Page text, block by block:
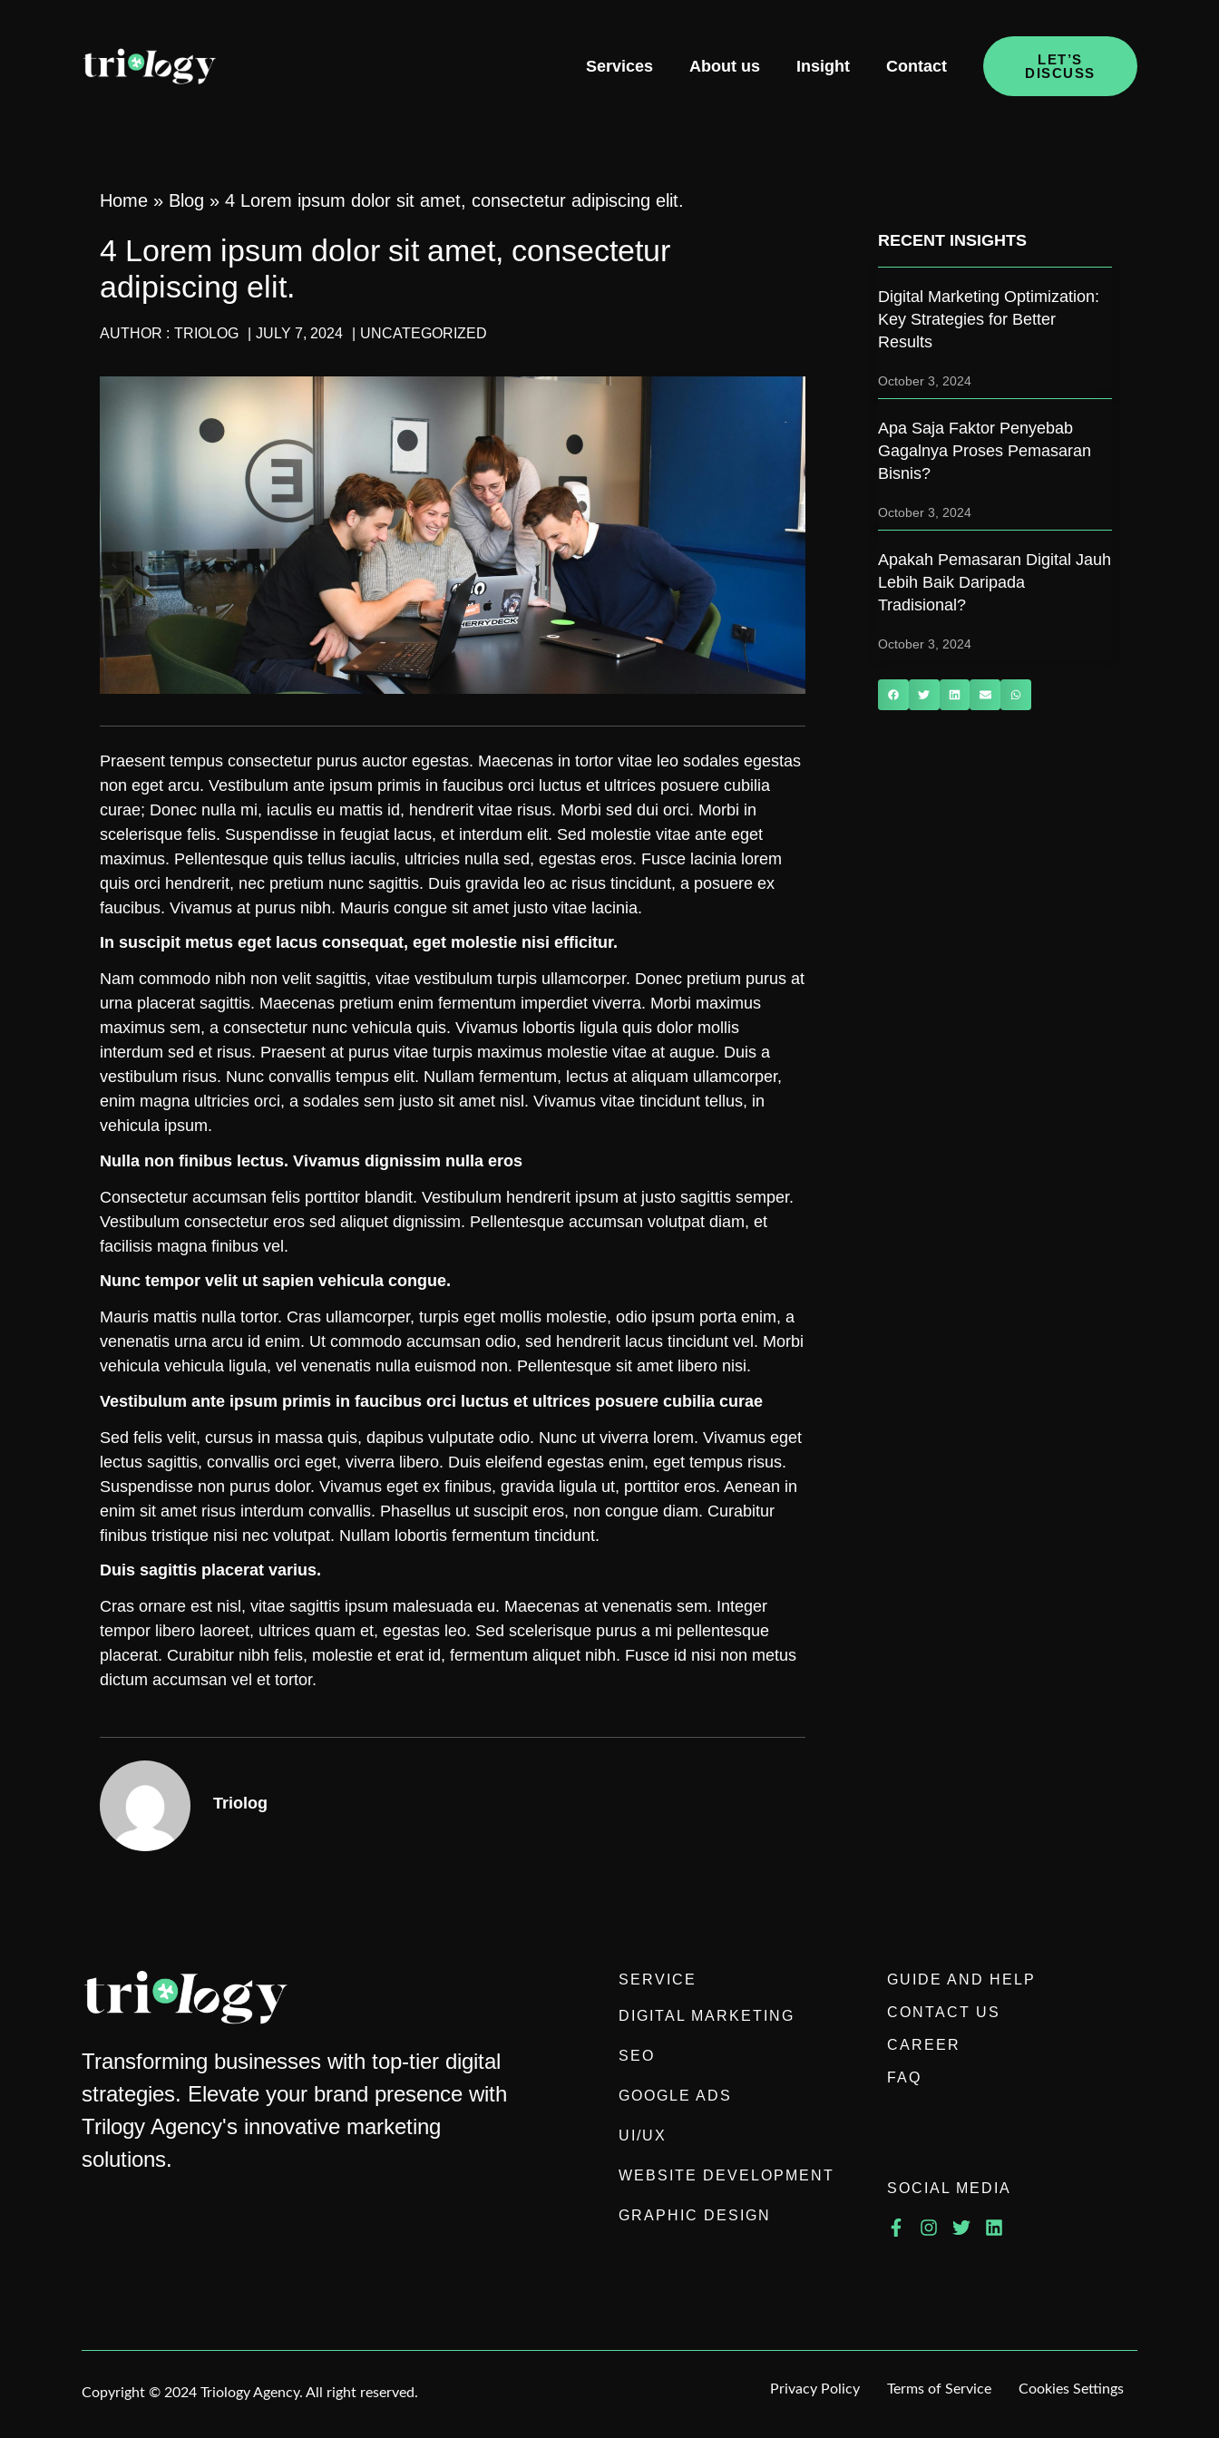
Services About us Insight Contact
LET’S
DISCUSS
Home » Blog » 4 Lorem ipsum dolor sit amet, consectetur adipiscing elit.
4 Lorem ipsum dolor sit amet, consectetur
adipiscing elit.
AUTHOR : TRIOLOG JULY 7, 2024 UNCATEGORIZED
Praesent tempus consectetur purus auctor egestas. Maecenas in tortor vitae leo sodales egestas
non eget arcu. Vestibulum ante ipsum primis in faucibus orci luctus et ultrices posuere cubilia
curae; Donec nulla mi, iaculis eu mattis id, hendrerit vitae risus. Morbi sed dui orci. Morbi in
scelerisque felis. Suspendisse in feugiat lacus, et interdum elit. Sed molestie vitae ante eget
maximus. Pellentesque quis tellus iaculis, ultricies nulla sed, egestas eros. Fusce lacinia lorem
quis orci hendrerit, nec pretium nunc sagittis. Duis gravida leo ac risus tincidunt, a posuere ex
faucibus. Vivamus at purus nibh. Mauris congue sit amet justo vitae lacinia.
In suscipit metus eget lacus consequat, eget molestie nisi efficitur.
Nam commodo nibh non velit sagittis, vitae vestibulum turpis ullamcorper. Donec pretium purus at
urna placerat sagittis. Maecenas pretium enim fermentum imperdiet viverra. Morbi maximus
maximus sem, a consectetur nunc vehicula quis. Vivamus lobortis ligula quis dolor mollis
interdum sed et risus. Praesent at purus vitae turpis maximus molestie vitae at augue. Duis a
vestibulum risus. Nunc convallis tempus elit. Nullam fermentum, lectus at aliquam ullamcorper,
enim magna ultricies orci, a sodales sem justo sit amet nisl. Vivamus vitae tincidunt tellus, in
vehicula ipsum.
Nulla non finibus lectus. Vivamus dignissim nulla eros
Consectetur accumsan felis porttitor blandit. Vestibulum hendrerit ipsum at justo sagittis semper.
Vestibulum consectetur eros sed aliquet dignissim. Pellentesque accumsan volutpat diam, et
facilisis magna finibus vel.
Nunc tempor velit ut sapien vehicula congue.
Mauris mattis nulla tortor. Cras ullamcorper, turpis eget mollis molestie, odio ipsum porta enim, a
venenatis urna arcu id enim. Ut commodo accumsan odio, sed hendrerit lacus tincidunt vel. Morbi
vehicula vehicula ligula, vel venenatis nulla euismod non. Pellentesque sit amet libero nisi.
Vestibulum ante ipsum primis in faucibus orci luctus et ultrices posuere cubilia curae
Sed felis velit, cursus in massa quis, dapibus vulputate odio. Nunc ut viverra lorem. Vivamus eget
lectus sagittis, convallis orci eget, viverra libero. Duis eleifend egestas enim, eget tempus risus.
Suspendisse non purus dolor. Vivamus eget ex finibus, gravida ligula ut, porttitor eros. Aenean in
enim sit amet risus interdum convallis. Phasellus ut suscipit eros, non congue diam. Curabitur
finibus tristique nisi nec volutpat. Nullam lobortis fermentum tincidunt.
Duis sagittis placerat varius.
Cras ornare est nisl, vitae sagittis ipsum malesuada eu. Maecenas at venenatis sem. Integer
tempor libero laoreet, ultrices quam et, egestas leo. Sed scelerisque purus a mi pellentesque
placerat. Curabitur nibh felis, molestie et erat id, fermentum aliquet nibh. Fusce id nisi non metus
dictum accumsan vel et tortor.
Triolog
RECENT INSIGHTS
Digital Marketing Optimization:
Key Strategies for Better
Results
October 3, 2024
Apa Saja Faktor Penyebab
Gagalnya Proses Pemasaran
Bisnis?
October 3, 2024
Apakah Pemasaran Digital Jauh
Lebih Baik Daripada
Tradisional?
October 3, 2024
Transforming businesses with top-tier digital
strategies. Elevate your brand presence with
Trilogy Agency's innovative marketing
solutions.
SERVICE
DIGITAL MARKETING
SEO
GOOGLE ADS
UI/UX
WEBSITE DEVELOPMENT
GRAPHIC DESIGN
GUIDE AND HELP
CONTACT US
CAREER
FAQ
SOCIAL MEDIA
Copyright © 2024 Triology Agency. All right reserved. Privacy Policy Terms of Service Cookies Settings